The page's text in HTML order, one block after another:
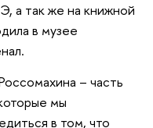
а так же на книжной
в музее
– часть
мы
в том, что